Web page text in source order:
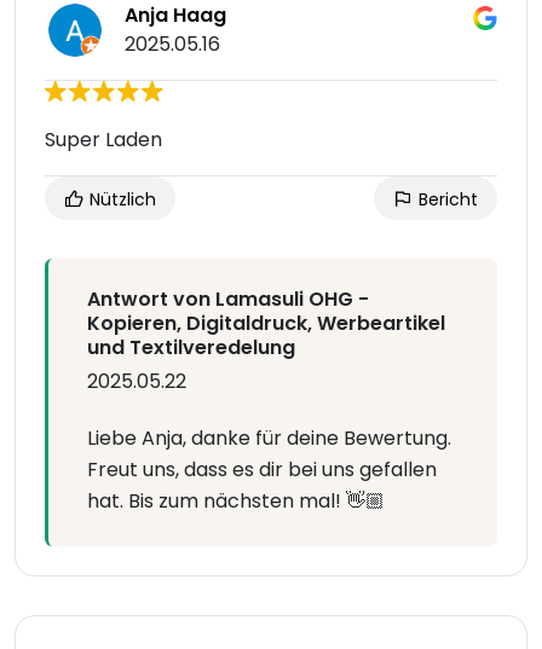
Anja Haag
2025.05.16
Super Laden
Nützlich Bericht
Antwort von Lamasuli OHG -
Kopieren, Digitaldruck, Werbeartikel
und Textilveredelung
2025.05.22
Liebe Anja, danke für deine Bewertung.
Freut uns, dass es dir bei uns gefallen
hat. Bis zum nächsten mal! 👋🏼